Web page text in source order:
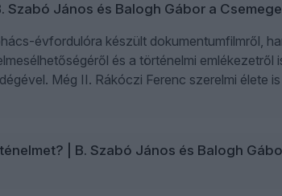
Szabó János és Balogh Gábor a
évfordulóra készült dokumentumfilmről,
és a történelmi
Még II. Rákóczi Ferenc szerelmi élete
| B. Szabó János és Balogh